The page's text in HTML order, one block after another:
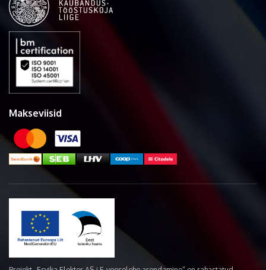
Makseviisid